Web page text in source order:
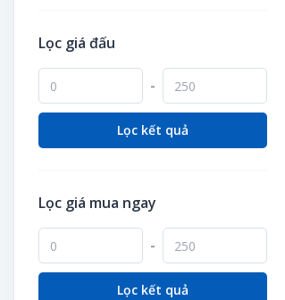
Video
Xóa tập tin
Pháo hoa
Shokugan, bonus
Thiết bị sân chơi
Trò chơi điện tử
Quạt
Tạp chí
Tạp chí thần tượng
Thẻ điện thoại
Túi Clear
Video thần tượng
Thủ công mỹ nghệ
Trò chơi giải trí Pachinko
Tư trang quân đội
Quần áo khoác gió
Thời trang thể thao
Thực phẩm bổ sung năng lượng
Vé xem thể thao
Vòng theo dõi vận động
Xe đạp tập
Lọc giá đấu
-
Lọc kết quả
Lọc giá mua ngay
-
Lọc kết quả